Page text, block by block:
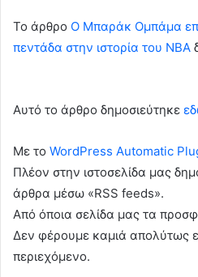
To άρθρο Ο Μπαράκ Ομπάμα
πεντάδα στην ιστορία του ΝΒΑ
Αυτό το άρθρο δημοσιεύτηκε
Με το WordPress Automatic
Πλέον στην ιστοσελίδα μας
άρθρα μέσω «RSS feeds».
Από όποια σελίδα μας τα
Δεν φέρουμε καμιά απολύτως
περιεχόμενο.